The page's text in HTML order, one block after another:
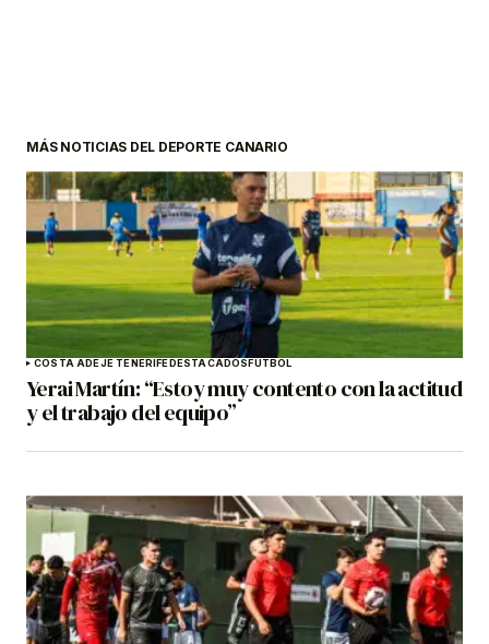
MÁS NOTICIAS DEL DEPORTE CANARIO
COSTA ADEJE TENERIFEDESTACADOSFÚTBOL
Yerai Martín: “Estoy muy contento con la actitud
y el trabajo del equipo”